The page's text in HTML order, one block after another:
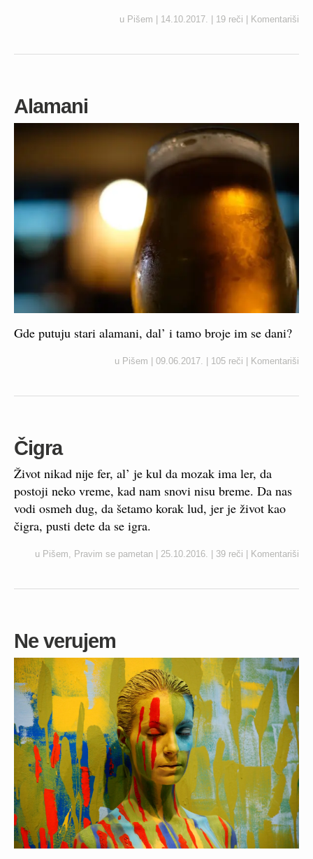
u Pišem 14.10.2017. 19 reči Komentariši
Alamani
Gde putuju stari alamani, dal’ i tamo broje im se dani?
u Pišem 09.06.2017. 105 reči Komentariši
Čigra
Život nikad nije fer, al’ je kul da mozak ima ler, da
postoji neko vreme, kad nam snovi nisu breme. Da nas
vodi osmeh dug, da šetamo korak lud, jer je život kao
čigra, pusti dete da se igra.
u Pišem, Pravim se pametan 25.10.2016. 39 reči Komentariši
Ne verujem